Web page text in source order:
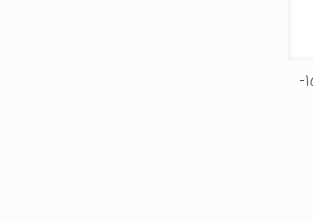
موتور درب ریلی بارزانته 1500-